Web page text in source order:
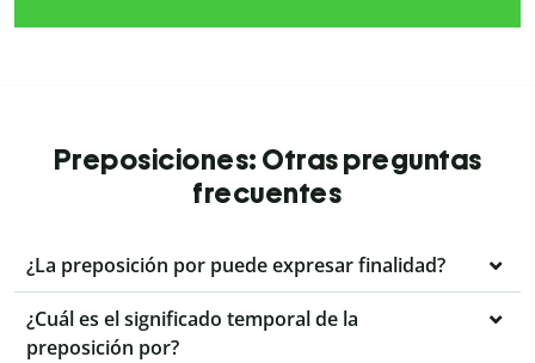
Preposiciones: Otras preguntas
frecuentes
¿La preposición por puede expresar finalidad?
¿Cuál es el significado temporal de la
preposición por?